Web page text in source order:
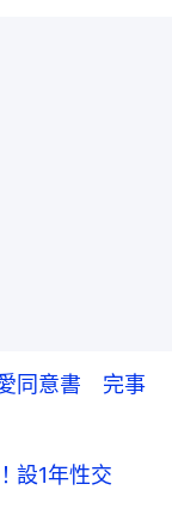
同意書 完事
設1年性交